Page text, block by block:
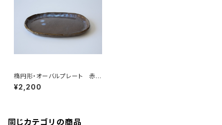
楕円形・オーバルプレート 赤土
×乳濁灰釉
¥2,200
同じカテゴリの商品